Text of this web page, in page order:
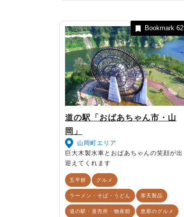
道の駅「おばあちゃん市・山
岡」
山岡町エリア
巨大木製水車とおばあちゃんの笑顔が出
迎えてくれます
五平餅 グルメ
ラーメン・そば・うどん 寒天製品
道の駅・直売所・物産館 恵那のグルメ
Bookmark 62